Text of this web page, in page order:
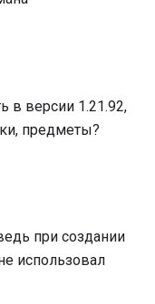
в версии 1.21.92,
предметы?
при создании
использовал